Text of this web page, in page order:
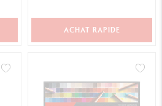
ACHAT RAPIDE